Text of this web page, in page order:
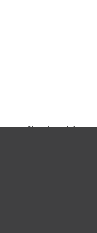
Chateá con Informes